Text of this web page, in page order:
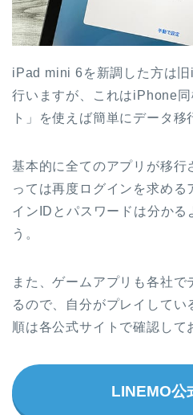
iPad mini 6を新調した方は
行いますが、これはiPhone
ト」を使えば簡単にデータ移
基本的に全てのアプリが移行
っては再度ログインを求める
インIDとパスワードは分かる
う。
また、ゲームアプリも各社で
るので、自分がプレイしてい
順は各公式サイトで確認して
LINEMO公